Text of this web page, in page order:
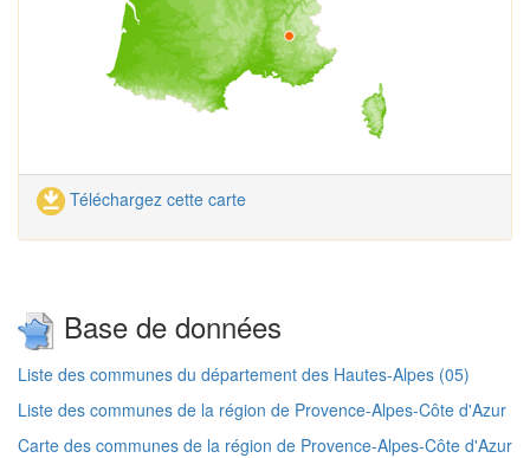
Téléchargez cette carte
Base de données
Liste des communes du département des Hautes-Alpes (05)
Liste des communes de la région de Provence-Alpes-Côte d'Azur
Carte des communes de la région de Provence-Alpes-Côte d'Azur